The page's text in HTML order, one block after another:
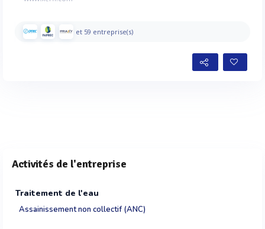
et 59 entreprise(s)
Activités de l'entreprise
Traitement de l'eau
Assainissement non collectif (ANC)